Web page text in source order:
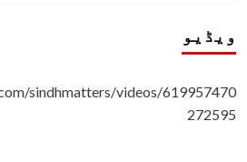
ویڈیو
sindhmatters/videos/619957470
272595